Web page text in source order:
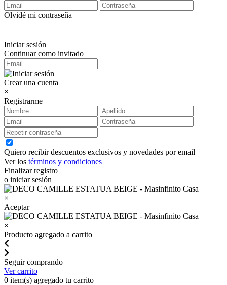
Olvidé mi contraseña
Iniciar sesión
Continuar como invitado
Crear una cuenta
×
Registrarme
Quiero recibir descuentos exclusivos y novedades por email
Ver los términos y condiciones
Finalizar registro
o iniciar sesión
×
Aceptar
×
Producto agregado a carrito
Seguir comprando
Ver carrito
0 item(s) agregado tu carrito